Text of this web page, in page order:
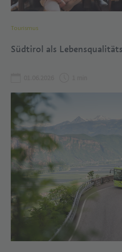
Tourismus
Südtirol als